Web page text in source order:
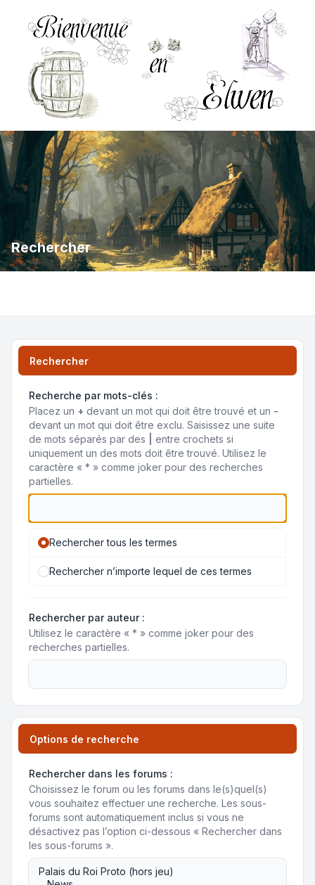
Rechercher
Rechercher
Recherche par mots-clés :
Placez un + devant un mot qui doit être trouvé et un -
devant un mot qui doit être exclu. Saisissez une suite
de mots séparés par des
entre crochets si
uniquement un des mots doit être trouvé. Utilisez le
caractère « * » comme joker pour des recherches
partielles.
Rechercher tous les termes
Rechercher n’importe lequel de ces termes
Rechercher par auteur :
Utilisez le caractère « * » comme joker pour des
recherches partielles.
Options de recherche
Rechercher dans les forums :
Choisissez le forum ou les forums dans le(s)quel(s)
vous souhaitez effectuer une recherche. Les sous-
forums sont automatiquement inclus si vous ne
désactivez pas l’option ci-dessous « Rechercher dans
les sous-forums ».